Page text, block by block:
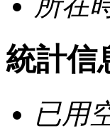
統計信
已用